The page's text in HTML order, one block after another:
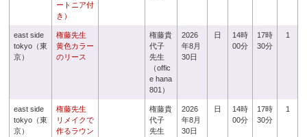
ートニア付
き）
east side
tokyo（東
京）
権藤先生
黄色カラー
のリース
権藤貴
代子
先生
（offic
e hana
801）
2026
年8月
30日
日
14時
00分
17時
30分
1
east side
tokyo（東
京）
権藤先生
リメイクで
作るラウン
権藤貴
代子
先生
2026
年8月
30日
日
14時
00分
17時
30分
1